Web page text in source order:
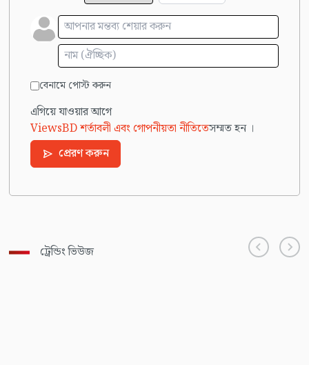
বেনামে পোস্ট করুন
এগিয়ে যাওয়ার আগে
ViewsBD শর্তাবলী এবং গোপনীয়তা নীতিতেসম্মত হন ।
প্রেরণ করুন
ট্রেন্ডিং ভিউজ